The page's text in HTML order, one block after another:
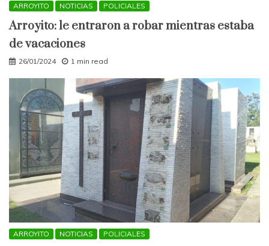
ARROYITO NOTICIAS POLICIALES
Arroyito: le entraron a robar mientras estaba
de vacaciones
26/01/2024 1 min read
ARROYITO NOTICIAS POLICIALES